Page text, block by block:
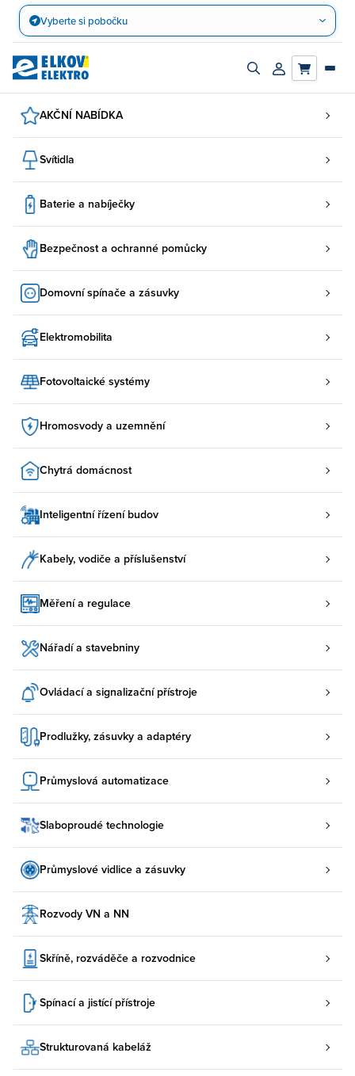
Přejít
obsah
Vyberte si pobočku
Zapnout/vypnout
Přihlásit/
AKČNÍ NABÍDKA
Svítidla
Baterie a nabíječky
Bezpečnost a ochranné pomůcky
Domovní spínače a zásuvky
Elektromobilita
Fotovoltaické systémy
Hromosvody a uzemnění
Chytrá domácnost
Inteligentní řízení budov
Kabely, vodiče a příslušenství
Měření a regulace
Nářadí a stavebniny
Ovládací a signalizační přístroje
Prodlužky, zásuvky a adaptéry
Průmyslová automatizace
Slaboproudé technologie
Průmyslové vidlice a zásuvky
Rozvody VN a NN
Skříně, rozváděče a rozvodnice
Spínací a jistící přístroje
Strukturovaná kabeláž